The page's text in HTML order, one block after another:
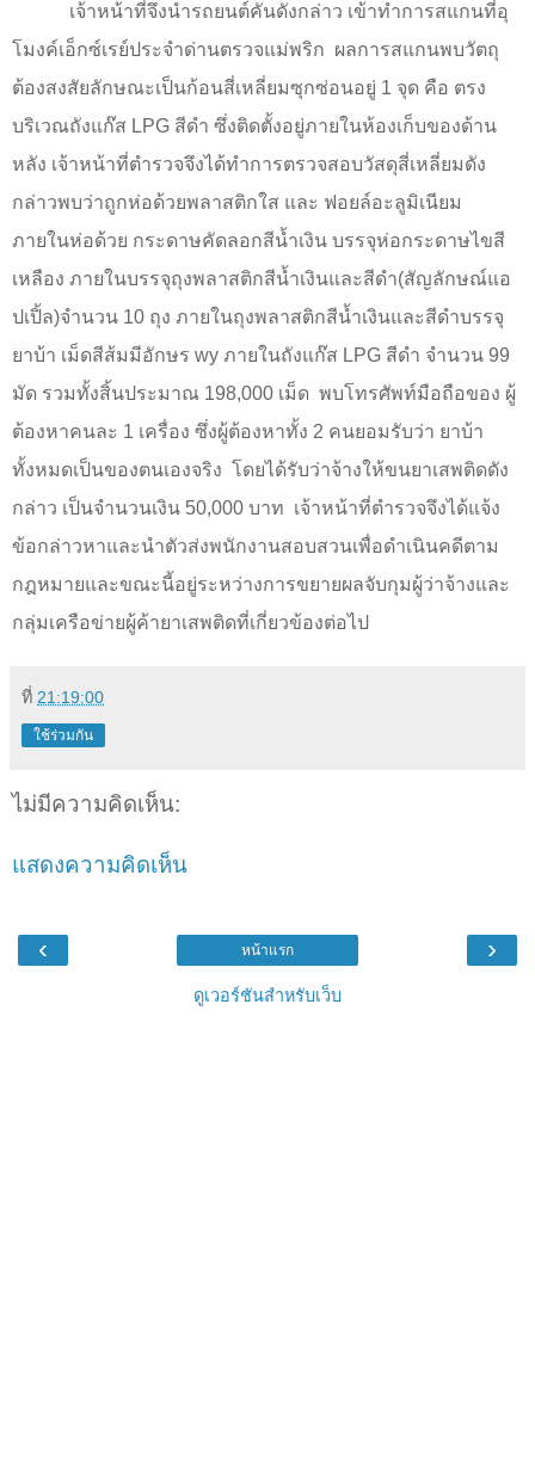
เจ้าหน้าที่จึงนำรถยนต์คันดังกล่าว เข้าทำการสแกนที่อุ
โมงค์เอ็กซ์เรย์ประจำด่านตรวจแม่พริก ผลการสแกนพบวัตถุ
ต้องสงสัยลักษณะเป็นก้อนสี่เหลี่ยมซุกซ่อนอยู่ 1 จุด คือ ตรง
บริเวณถังแก๊ส LPG สีดำ ซึ่งติดตั้งอยู่ภายในห้องเก็บของด้าน
หลัง เจ้าหน้าที่ตำรวจจึงได้ทำการตรวจสอบวัสดุสี่เหลี่ยมดัง
กล่าวพบว่าถูกห่อด้วยพลาสติกใส และ ฟอยล์อะลูมิเนียม
ภายในห่อด้วย กระดาษคัดลอกสีน้ำเงิน บรรจุห่อกระดาษไขสี
เหลือง ภายในบรรจุถุงพลาสติกสีน้ำเงินและสีดำ(สัญลักษณ์แอ
ปเปิ้ล)จำนวน 10 ถุง ภายในถุงพลาสติกสีน้ำเงินและสีดำบรรจุ
ยาบ้า เม็ดสีส้มมีอักษร wy ภายในถังแก๊ส LPG สีดำ จำนวน 99
มัด รวมทั้งสิ้นประมาณ 198,000 เม็ด พบโทรศัพท์มือถือของ ผู้
ต้องหาคนละ 1 เครื่อง ซึ่งผู้ต้องหาทั้ง 2 คนยอมรับว่า ยาบ้า
ทั้งหมดเป็นของตนเองจริง โดยได้รับว่าจ้างให้ขนยาเสพติดดัง
กล่าว เป็นจำนวนเงิน 50,000 บาท เจ้าหน้าที่ตำรวจจึงได้แจ้ง
ข้อกล่าวหาและนำตัวส่งพนักงานสอบสวนเพื่อดำเนินคดีตาม
กฎหมายและขณะนี้อยู่ระหว่างการขยายผลจับกุมผู้ว่าจ้างและ
กลุ่มเครือข่ายผู้ค้ายาเสพติดที่เกี่ยวข้องต่อไป
ที่ 21:19:00
ใช้ร่วมกัน
ไม่มีความคิดเห็น:
แสดงความคิดเห็น
‹ ›
หน้าแรก
ดูเวอร์ชันสำหรับเว็บ